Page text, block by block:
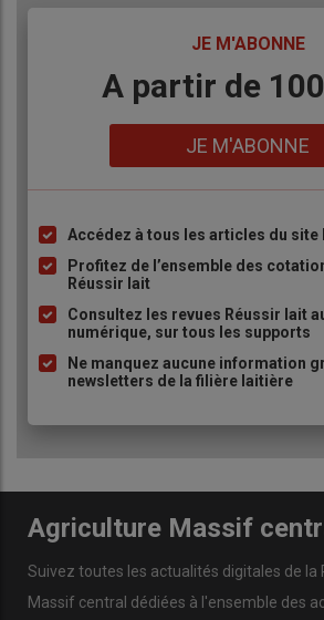
JE M'ABONNE
BodyA partir de
JE M'ABONNE
Liste
à
puce
Accédez à tous les articles du site
Profitez de l’ensemble des
Réussir lait
Consultez les revues Réussir lait
numérique, sur tous les supports
Ne manquez aucune information
newsletters de la filière laitière
Agriculture Massif
Suivez toutes les actualités digitales de la
Massif central dédiées à l'ensemble des